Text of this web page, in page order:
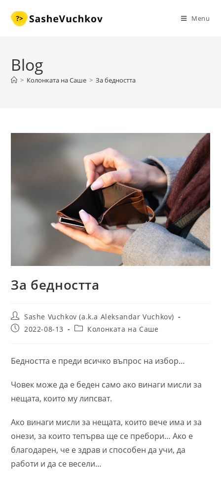
Menu
Blog
> Колонката на Саше > За бедността
За бедността
Post
author:
Sashe Vuchkov (a.k.a Aleksandar Vuchkov)
Post2022-08-13
PostКолонката на Саше
Бедността е преди всичко въпрос на избор…
Човек може да е беден само ако винаги мисли за
нещата, които му липсват.
Ако винаги мисли за нещата, които вече има и за
онези, за които тепърва ще се пребори… Ако е
благодарен, че е здрав и способен да учи, да
работи и да се весели…